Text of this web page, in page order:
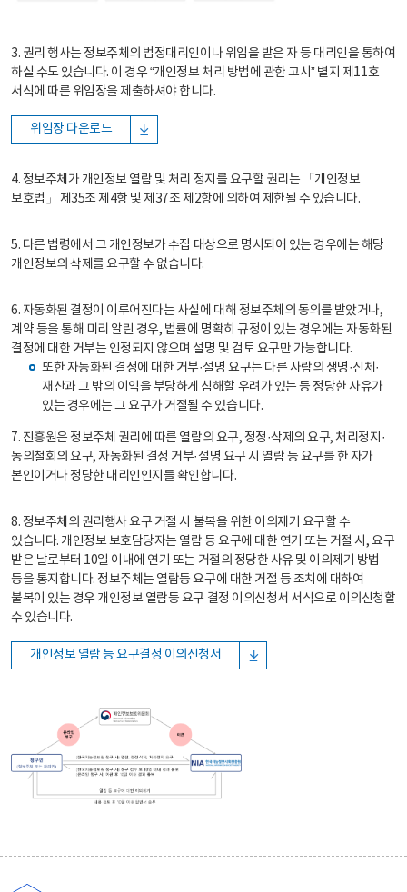
3. 권리 행사는 정보주체의 법정대리인이나 위임을 받은 자 등 대리인을 통하여
하실 수도 있습니다. 이 경우 “개인정보 처리 방법에 관한 고시” 별지 제11호
서식에 따른 위임장을 제출하셔야 합니다.
위임장 다운로드
4. 정보주체가 개인정보 열람 및 처리 정지를 요구할 권리는 「개인정보
보호법」 제35조 제4항 및 제37조 제2항에 의하여 제한될 수 있습니다.
5. 다른 법령에서 그 개인정보가 수집 대상으로 명시되어 있는 경우에는 해당
개인정보의 삭제를 요구할 수 없습니다.
6. 자동화된 결정이 이루어진다는 사실에 대해 정보주체의 동의를 받았거나,
계약 등을 통해 미리 알린 경우, 법률에 명확히 규정이 있는 경우에는 자동화된
결정에 대한 거부는 인정되지 않으며 설명 및 검토 요구만 가능합니다.
또한 자동화된 결정에 대한 거부·설명 요구는 다른 사람의 생명·신체·
재산과 그 밖의 이익을 부당하게 침해할 우려가 있는 등 정당한 사유가
있는 경우에는 그 요구가 거절될 수 있습니다.
7. 진흥원은 정보주체 권리에 따른 열람의 요구, 정정·삭제의 요구, 처리정지·
동의철회의 요구, 자동화된 결정 거부·설명 요구 시 열람 등 요구를 한 자가
본인이거나 정당한 대리인인지를 확인합니다.
8. 정보주체의 권리행사 요구 거절 시 불복을 위한 이의제기 요구할 수
있습니다. 개인정보 보호담당자는 열람 등 요구에 대한 연기 또는 거절 시, 요구
받은 날로부터 10일 이내에 연기 또는 거절의 정당한 사유 및 이의제기 방법
등을 통지합니다. 정보주체는 열람등 요구에 대한 거절 등 조치에 대하여
불복이 있는 경우 개인정보 열람등 요구 결정 이의신청서 서식으로 이의신청할
수 있습니다.
개인정보 열람 등 요구결정 이의신청서